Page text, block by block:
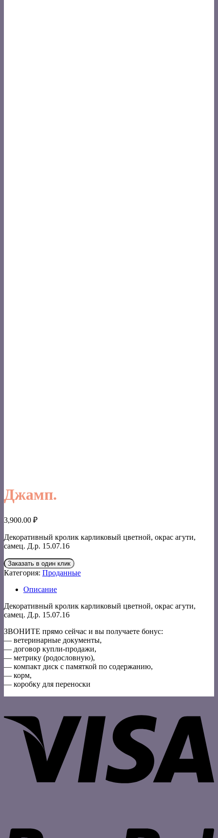
Джамп.
3,900.00 ₽
Декоративный кролик карликовый цветной, окрас агути,
самец. Д.р. 15.07.16
Заказать в один клик
Категория: Проданные
Описание
Декоративный кролик карликовый цветной, окрас агути,
самец. Д.р. 15.07.16
ЗВОНИТЕ прямо сейчас и вы получаете бонус:
— ветеринарные документы,
— договор купли-продажи,
— метрику (родословную),
— компакт диск с памяткой по содержанию,
— корм,
— коробку для переноски